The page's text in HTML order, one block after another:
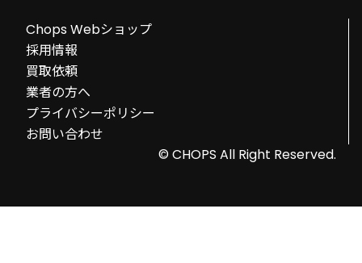
Chops Webショップ
採用情報
買取依頼
業者の方へ
プライバシーポリシー
お問い合わせ
© CHOPS All Right Reserved.